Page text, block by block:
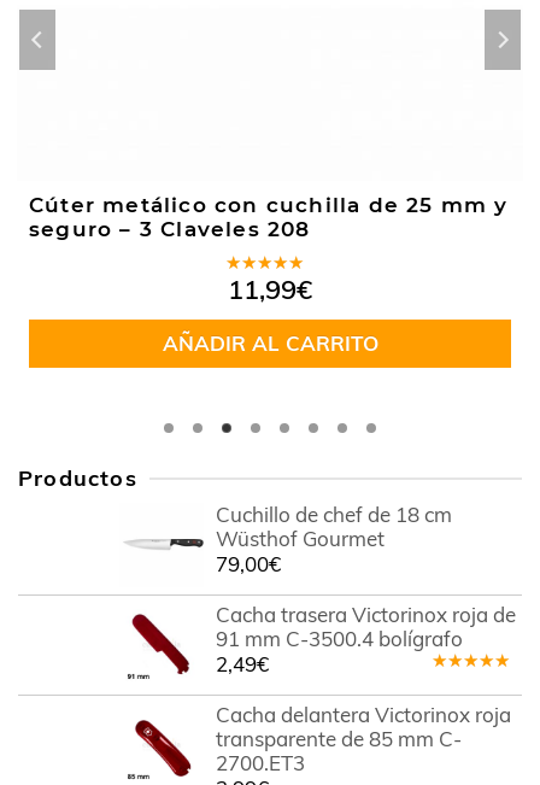
Cúter metálico con cuchilla de 25 mm y
seguro – 3 Claveles 208
Valorado
en4.50
de 5
11,99€
AÑADIR AL CARRITO
Productos
Cuchillo de chef de 18 cm
Wüsthof Gourmet
79,00€
Cacha trasera Victorinox roja de
91 mm C-3500.4 bolígrafo
en5.00de
5
2,49€
Cacha delantera Victorinox roja
transparente de 85 mm C-
2700.ET3